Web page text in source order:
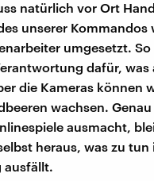
natürlich vor Ort
unserer Kommandos
umgesetzt.
dafür, was
die Kameras können
wachsen.
ausmacht,
heraus, was zu
ausfällt.